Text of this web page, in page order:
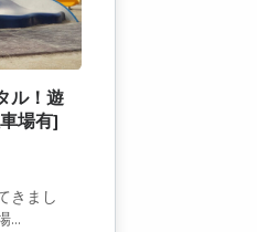
ル！遊
場有]
きまし
...